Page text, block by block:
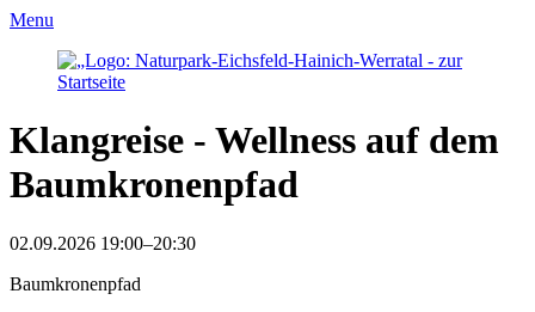
Menu
Klangreise - Wellness auf dem
Baumkronenpfad
02.09.2026 19:00–20:30
Baumkronenpfad